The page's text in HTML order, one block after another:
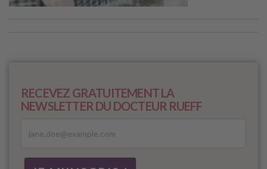
RECEVEZ GRATUITEMENT LA
NEWSLETTER DU DOCTEUR RUEFF